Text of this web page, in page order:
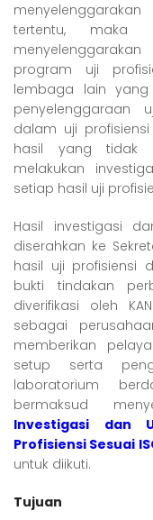
tertentu, maka
program uji
lembaga lain
penyelenggaraan
dalam uji
hasil yang tidak
melakukan
setiap hasil uji
Hasil investigasi
diserahkan ke
hasil uji profisiensi
bukti tindakan
diverifikasi oleh
sebagai
memberikan
setup serta
laboratorium
bermaksud
Investigasi dan
Profisiensi Sesuai
untuk diikuti.
Tujuan